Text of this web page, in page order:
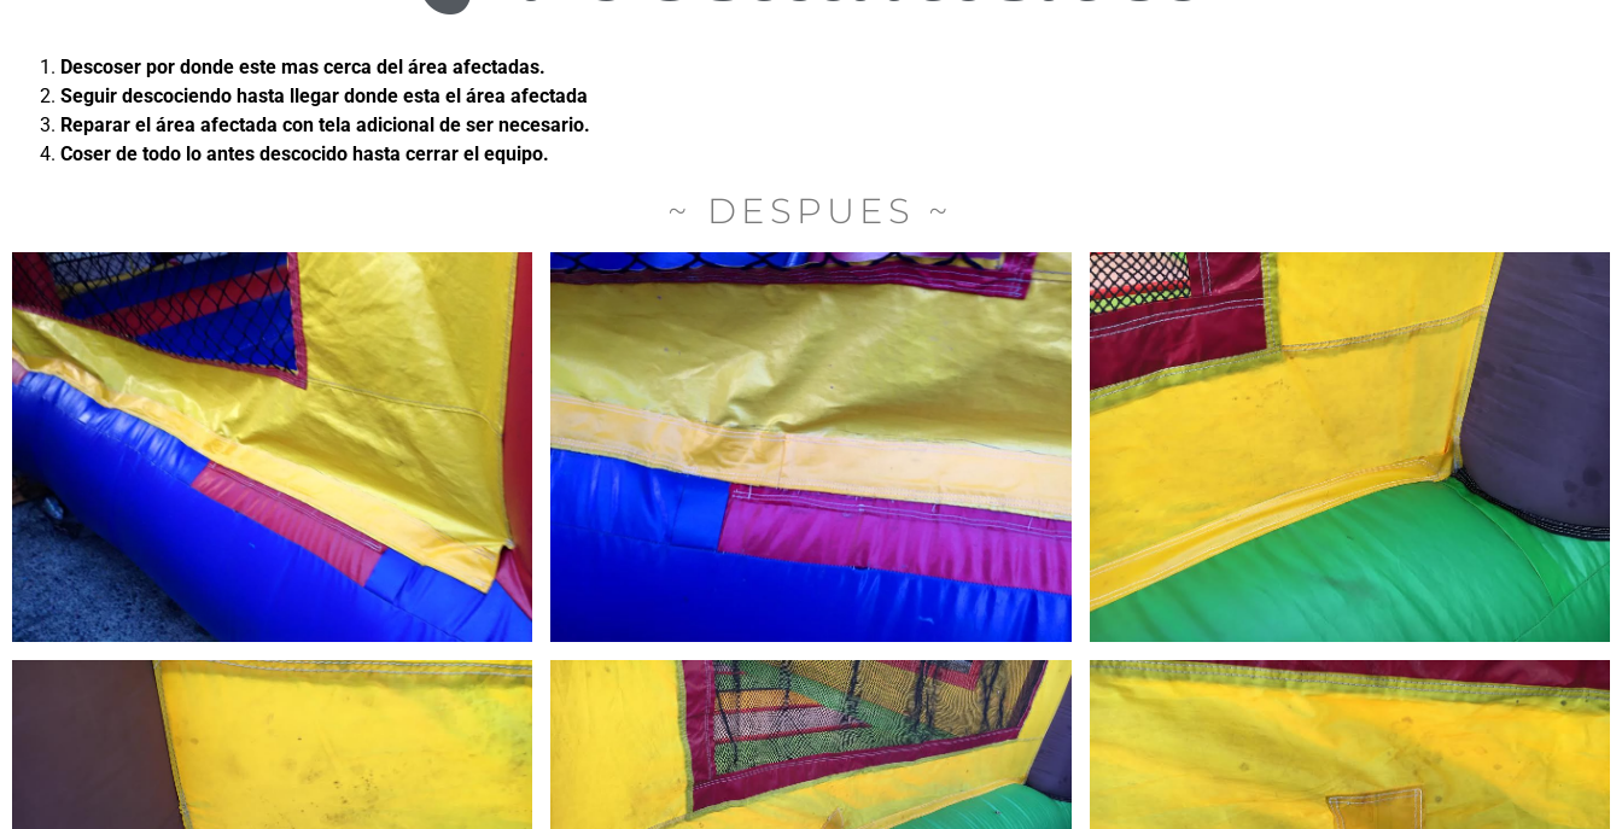
Descoser por donde este mas cerca del área afectadas.
Seguir descociendo hasta llegar donde esta el área afectada
Reparar el área afectada con tela adicional de ser necesario.
Coser de todo lo antes descocido hasta cerrar el equipo.
~ DESPUES ~